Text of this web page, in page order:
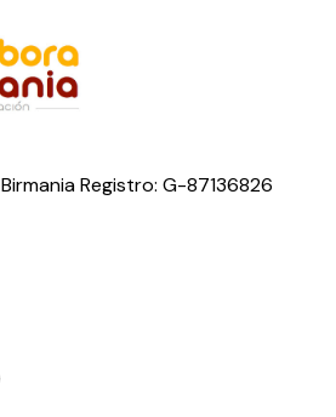
Registro: G-87136826